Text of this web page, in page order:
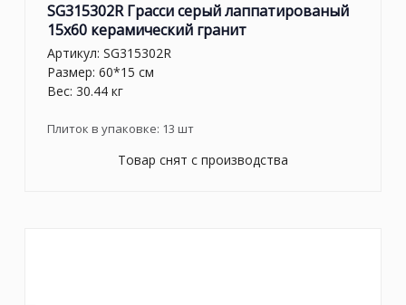
SG315302R Грасси серый лаппатированый
15x60 керамический гранит
Артикул: SG315302R
Размер: 60*15 см
Вес: 30.44 кг
Плиток в упаковке: 13 шт
Товар снят с производства